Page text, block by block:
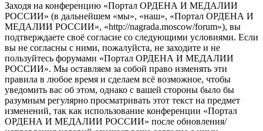
Заходя на конференцию «Портал ОРДЕНА И МЕДАЛИИ
РОССИИ» (в дальнейшем «мы», «наш», «Портал ОРДЕНА И
МЕДАЛИИ РОССИИ», «http://nagrada.moscow/forum»), вы
подтверждаете своё согласие со следующими условиями. Если
вы не согласны с ними, пожалуйста, не заходите и не
пользуйтесь форумами «Портал ОРДЕНА И МЕДАЛИИ
РОССИИ». Мы оставляем за собой право изменять эти
правила в любое время и сделаем всё возможное, чтобы
уведомить вас об этом, однако с вашей стороны было бы
разумным регулярно просматривать этот текст на предмет
изменений, так как использование конференции «Портал
ОРДЕНА И МЕДАЛИИ РОССИИ» после обновления/